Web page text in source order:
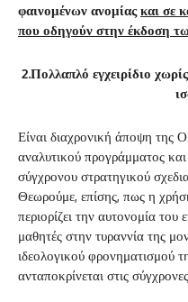
φαινομένων ανομίαςκαι σε
που οδηγούν στην έκδοση
2.Πολλαπλό εγχειρίδιο
Είναι διαχρονική άποψη
αναλυτικού προγράμματος
σύγχρονου στρατηγικού
Θεωρούμε, επίσης, πως η
περιορίζει την αυτονομία του
μαθητές στην τυραννία της
ιδεολογικού φρονηματισμού
ανταποκρίνεται στις